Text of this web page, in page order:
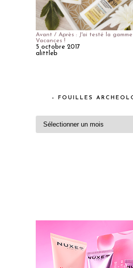
Avant / Après : J'ai testé la
Vacances !
5 octobre 2017
alittleb
– FOUILLES